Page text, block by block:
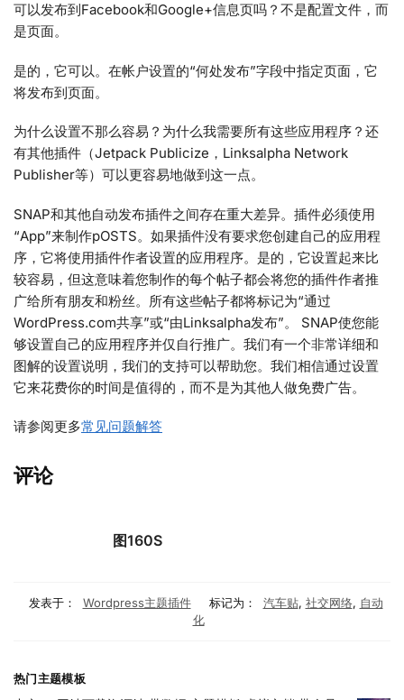
可以发布到Facebook和Google+信息页吗？不是配置文件，而
是页面。
是的，它可以。在帐户设置的“何处发布”字段中指定页面，它
将发布到页面。
为什么设置不那么容易？为什么我需要所有这些应用程序？还
有其他插件（Jetpack Publicize，Linksalpha Network
Publisher等）可以更容易地做到这一点。
SNAP和其他自动发布插件之间存在重大差异。插件必须使用
“App”来制作pOSTS。如果插件没有要求您创建自己的应用程
序，它将使用插件作者设置的应用程序。是的，它设置起来比
较容易，但这意味着您制作的每个帖子都会将您的插件作者推
广给所有朋友和粉丝。所有这些帖子都将标记为“通过
WordPress.com共享”或“由Linksalpha发布”。 SNAP使您能
够设置自己的应用程序并仅自行推广。我们有一个非常详细和
图解的设置说明，我们的支持可以帮助您。我们相信通过设置
它来花费你的时间是值得的，而不是为其他人做免费广告。
请参阅更多常见问题解答
评论
图160S
发表于： Wordpress主题插件 标记为： 汽车贴, 社交网络, 自动
化
热门主题模板